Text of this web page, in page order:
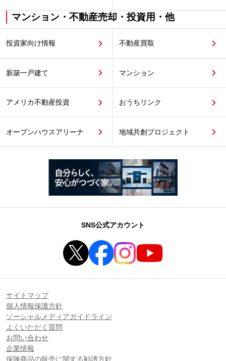
マンション・不動産売却・投資用・他
投資家向け情報 不動産買取
新築一戸建て マンション
アメリカ不動産投資 おうちリンク
オープンハウスアリーナ 地域共創プロジェクト
SNS公式アカウント
サイトマップ
個人情報保護方針
ソーシャルメディアガイドライン
よくいただく質問
お問い合わせ
企業情報
保険商品の販売に関する勧誘方針